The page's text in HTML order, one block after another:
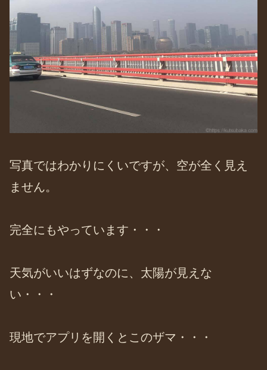
写真ではわかりにくいですが、空が全く見え
ません。
完全にもやっています・・・
天気がいいはずなのに、太陽が見えな
い・・・
現地でアプリを開くとこのザマ・・・